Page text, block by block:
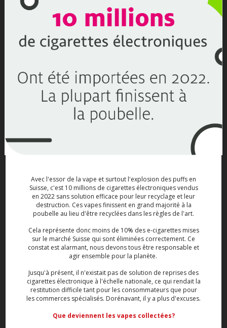
Avec l'essor de la vape et surtout l'explosion des puffs en
Suisse, c'est 10 millions de cigarettes électroniques vendus
en 2022 sans solution efficace pour leur recyclage et leur
destruction. Ces vapes finissent en grand majorité à la
poubelle au lieu d'être recyclées dans les règles de l'art.
Cela représente donc moins de 10% des e-cigarettes mises
sur le marché Suisse qui sont éliminées correctement. Ce
constat est alarmant, nous devons tous être responsable et
agir ensemble pour la planète.
Jusqu'à présent, il n'existait pas de solution de reprises des
cigarettes électronique à l'échelle nationale, ce qui rendait la
restitution difficile tant pour les consommateurs que pour
les commerces spécialisés. Dorénavant, il y a plus d'excuses.
Que deviennent les vapes collectées?